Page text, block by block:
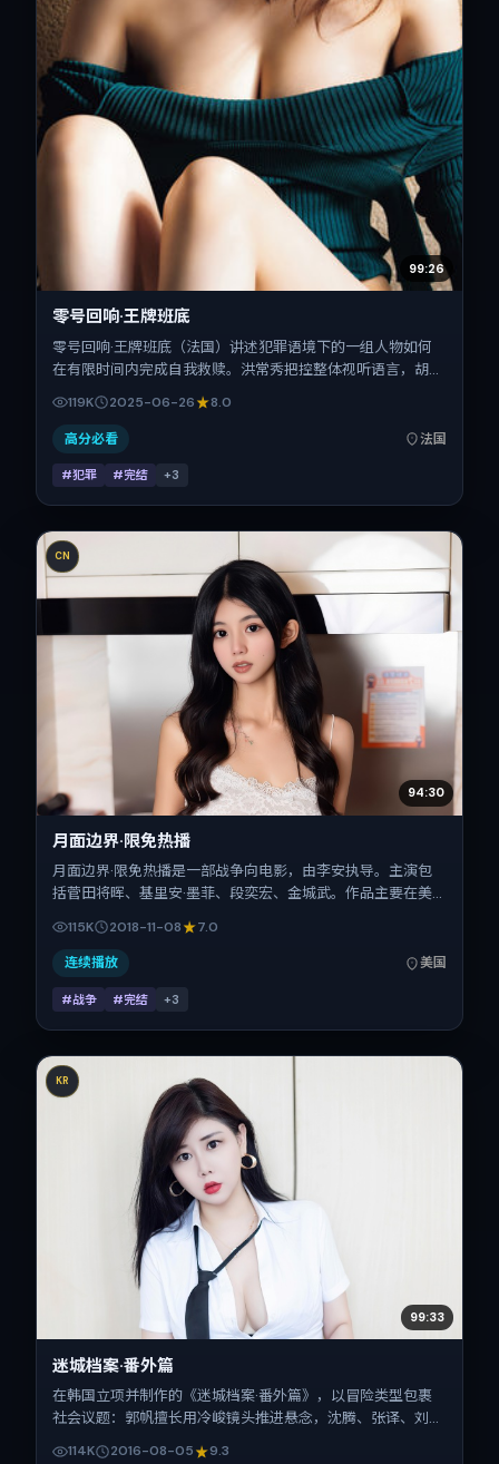
99:26
零号回响·王牌班底
零号回响·王牌班底（法国）讲述犯罪语境下的一组人物如何
在有限时间内完成自我救赎。洪常秀把控整体视听语言，胡
歌、李秉宪、梁朝伟、汤唯、舒淇的表演层次丰富。影片定于
2025-06-26 起陆续登陆院线与网络平台，暑期档公映，片
长166分钟。
119K 2025-06-26 8.0
高分必看 法国
#犯罪 #完结 +3
CN
94:30
月面边界·限免热播
月面边界·限免热播是一部战争向电影，由李安执导。主演包
括菅田将晖、基里安·墨菲、段奕宏、金城武。作品主要在美
2018-11-08，正片时长94分钟。
115K 2018-11-08 7.0
连续播放 美国
#战争 #完结 +3
KR
99:33
迷城档案·番外篇
在韩国立项并制作的《迷城档案·番外篇》，以冒险类型包裹
社会议题：郭帆擅长用冷峻镜头推进悬念，沈腾、张译、刘德
114K 2016-08-05 9.3